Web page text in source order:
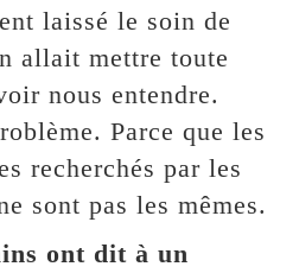
laissé le soin de
allait mettre toute
nous entendre.
Parce que les
recherchés par les
sont pas les mêmes.
ont dit à un